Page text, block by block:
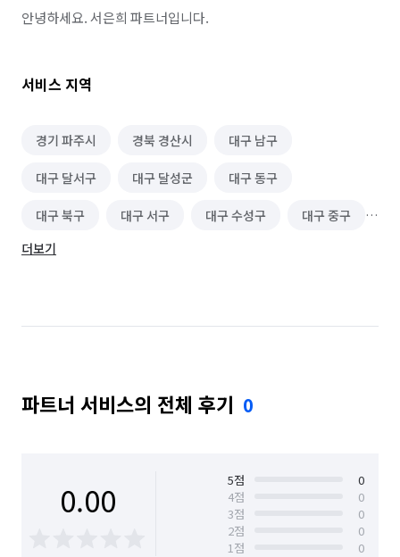
안녕하세요. 서은희 파트너입니다.
서비스 지역
경기 파주시 경북 경산시 대구 남구
대구 달서구 대구 달성군 대구 동구
대구 북구 대구 서구 대구 수성구 대구 중구
서울 마포구
더보기
파트너 서비스의 전체 후기 0
0.00 5점
0
4점
0
3점
0
2점
0
1점
0